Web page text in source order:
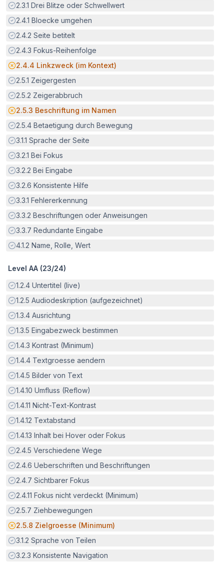
Erfüllt:
2.3.1 Drei Blitze oder Schwellwert
Erfüllt:
2.4.1 Bloecke umgehen
Erfüllt:
2.4.2 Seite betitelt
Erfüllt:
2.4.3 Fokus-Reihenfolge
Potenzielle Barriere:
2.4.4 Linkzweck (im Kontext)
Erfüllt:
2.5.1 Zeigergesten
Erfüllt:
2.5.2 Zeigerabbruch
Potenzielle Barriere:
2.5.3 Beschriftung im Namen
Erfüllt:
2.5.4 Betaetigung durch Bewegung
Erfüllt:
3.1.1 Sprache der Seite
Erfüllt:
3.2.1 Bei Fokus
Erfüllt:
3.2.2 Bei Eingabe
Erfüllt:
3.2.6 Konsistente Hilfe
Erfüllt:
3.3.1 Fehlererkennung
Erfüllt:
3.3.2 Beschriftungen oder Anweisungen
Erfüllt:
3.3.7 Redundante Eingabe
Erfüllt:
4.1.2 Name, Rolle, Wert
Level AA (23/24)
Erfüllt:
1.2.4 Untertitel (live)
Erfüllt:
1.2.5 Audiodeskription (aufgezeichnet)
Erfüllt:
1.3.4 Ausrichtung
Erfüllt:
1.3.5 Eingabezweck bestimmen
Erfüllt:
1.4.3 Kontrast (Minimum)
Erfüllt:
1.4.4 Textgroesse aendern
Erfüllt:
1.4.5 Bilder von Text
Erfüllt:
1.4.10 Umfluss (Reflow)
Erfüllt:
1.4.11 Nicht-Text-Kontrast
Erfüllt:
1.4.12 Textabstand
Erfüllt:
1.4.13 Inhalt bei Hover oder Fokus
Erfüllt:
2.4.5 Verschiedene Wege
Erfüllt:
2.4.6 Ueberschriften und Beschriftungen
Erfüllt:
2.4.7 Sichtbarer Fokus
Erfüllt:
2.4.11 Fokus nicht verdeckt (Minimum)
Erfüllt:
2.5.7 Ziehbewegungen
Potenzielle Barriere:
2.5.8 Zielgroesse (Minimum)
Erfüllt:
3.1.2 Sprache von Teilen
Erfüllt:
3.2.3 Konsistente Navigation